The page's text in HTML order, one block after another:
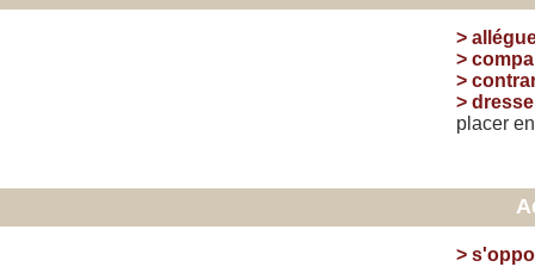
>
>
>
>
placer en
>